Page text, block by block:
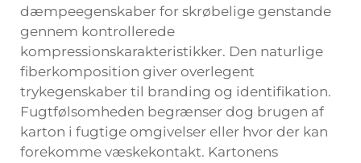
dæmpeegenskaber for skrøbelige genstande
gennem kontrollerede
kompressionskarakteristikker. Den naturlige
fiberkomposition giver overlegent
trykegenskaber til branding og identifikation.
Fugtfølsomheden begrænser dog brugen af
karton i fugtige omgivelser eller hvor der kan
forekomme væskekontakt. Kartonens